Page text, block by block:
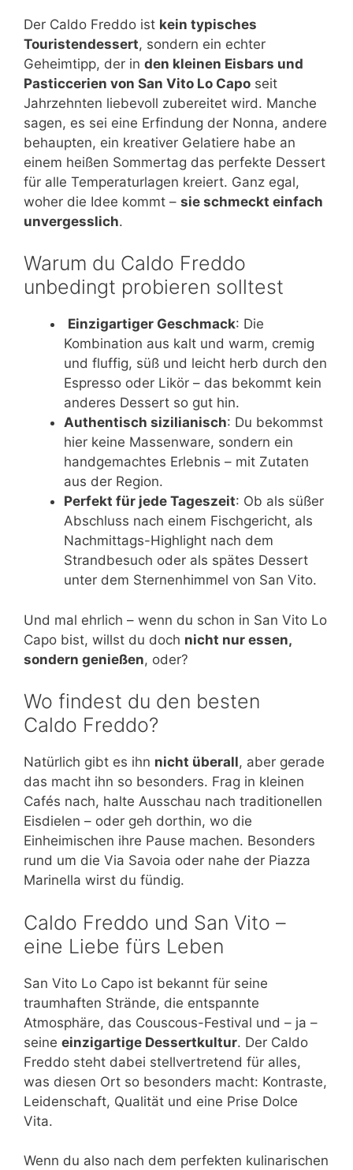
Der Caldo Freddo ist kein typisches
Touristendessert, sondern ein echter
Geheimtipp, der in den kleinen Eisbars und
Pasticcerien von San Vito Lo Capo seit
Jahrzehnten liebevoll zubereitet wird. Manche
sagen, es sei eine Erfindung der Nonna, andere
behaupten, ein kreativer Gelatiere habe an
einem heißen Sommertag das perfekte Dessert
für alle Temperaturlagen kreiert. Ganz egal,
woher die Idee kommt – sie schmeckt einfach
unvergesslich.
Warum du Caldo Freddo
unbedingt probieren solltest
Einzigartiger Geschmack: Die
Kombination aus kalt und warm, cremig
und fluffig, süß und leicht herb durch den
Espresso oder Likör – das bekommt kein
anderes Dessert so gut hin.
Authentisch sizilianisch: Du bekommst
hier keine Massenware, sondern ein
handgemachtes Erlebnis – mit Zutaten
aus der Region.
Perfekt für jede Tageszeit: Ob als süßer
Abschluss nach einem Fischgericht, als
Nachmittags-Highlight nach dem
Strandbesuch oder als spätes Dessert
unter dem Sternenhimmel von San Vito.
Und mal ehrlich – wenn du schon in San Vito Lo
Capo bist, willst du doch nicht nur essen,
sondern genießen, oder?
Wo findest du den besten
Caldo Freddo?
Natürlich gibt es ihn nicht überall, aber gerade
das macht ihn so besonders. Frag in kleinen
Cafés nach, halte Ausschau nach traditionellen
Eisdielen – oder geh dorthin, wo die
Einheimischen ihre Pause machen. Besonders
rund um die Via Savoia oder nahe der Piazza
Marinella wirst du fündig.
Caldo Freddo und San Vito –
eine Liebe fürs Leben
San Vito Lo Capo ist bekannt für seine
traumhaften Strände, die entspannte
Atmosphäre, das Couscous-Festival und – ja –
seine einzigartige Dessertkultur. Der Caldo
Freddo steht dabei stellvertretend für alles,
was diesen Ort so besonders macht: Kontraste,
Leidenschaft, Qualität und eine Prise Dolce
Vita.
Wenn du also nach dem perfekten kulinarischen